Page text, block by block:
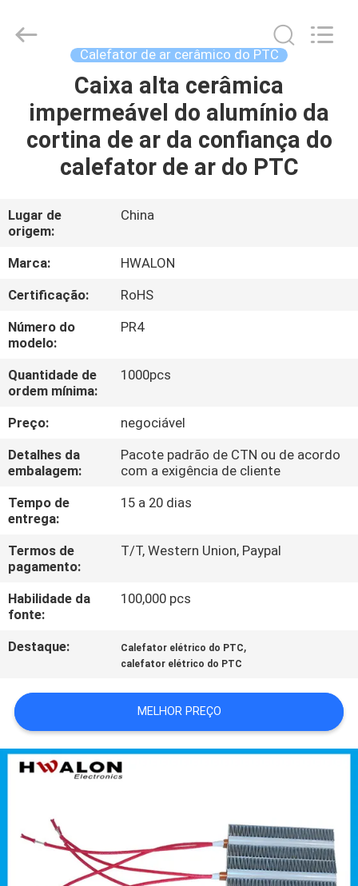
PRODUTOS
NÓS
VISITA
À
FÁBRICA
CONTROLE
DE
QUALIDADE
CONTATE-
NOS
NOTÍCIAS
SOLICITAR
ORÇAMENTO
MAPA
DO
SITE
POLÍTICA
DE
PRIVACIDADE
Electronic
Calefator de ar cerâmico do PTC
Caixa alta cerâmica
impermeável do alumínio da
cortina de ar da confiança do
calefator de ar do PTC
Lugar de
origem:
China
Marca:
HWALON
Certificação:
RoHS
Número do
modelo:
PR4
Quantidade de
ordem mínima:
1000pcs
Preço:
negociável
Detalhes da
embalagem:
Pacote padrão de CTN ou de acordo
com a exigência de cliente
Tempo de
entrega:
15 a 20 dias
Termos de
pagamento:
T/T, Western Union, Paypal
Habilidade da
fonte:
100,000 pcs
Destaque: Calefator elétrico do PTC,
calefator elétrico do PTC
MELHOR PREÇO